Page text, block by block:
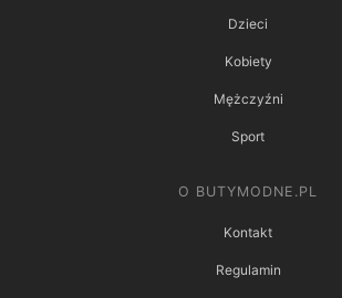
Dzieci
Kobiety
Mężczyźni
Sport
O BUTYMODNE.PL
Kontakt
Regulamin